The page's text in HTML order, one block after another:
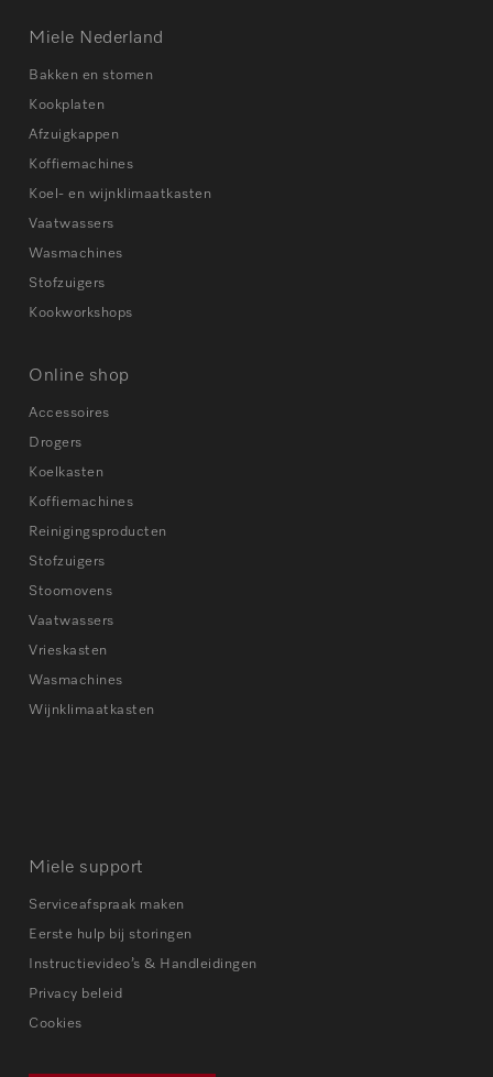
Miele Nederland
Bakken en stomen
Kookplaten
Afzuigkappen
Koffiemachines
Koel- en wijnklimaatkasten
Vaatwassers
Wasmachines
Stofzuigers
Kookworkshops
Online shop
Accessoires
Drogers
Koelkasten
Koffiemachines
Reinigingsproducten
Stofzuigers
Stoomovens
Vaatwassers
Vrieskasten
Wasmachines
Wijnklimaatkasten
Miele support
Serviceafspraak maken
Eerste hulp bij storingen
Instructievideo’s & Handleidingen
Privacy beleid
Cookies